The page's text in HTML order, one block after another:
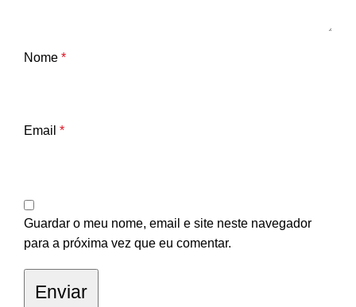
Nome *
Email *
Guardar o meu nome, email e site neste navegador
para a próxima vez que eu comentar.